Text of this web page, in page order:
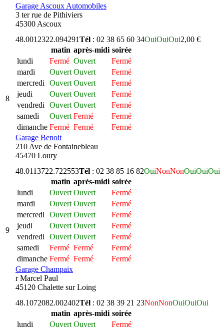
Garage Ascoux Automobiles
3 ter rue de Pithiviers
45300 Ascoux
8
48.0012322.094291Tél : 02 38 65 60 34OuiOuiOui2,00 €
matin après-midi soirée
lundi
Fermé Ouvert
Fermé
mardi
Ouvert Ouvert
Fermé
mercredi
Ouvert Ouvert
Fermé
jeudi
Ouvert Ouvert
Fermé
vendredi
Ouvert Ouvert
Fermé
samedi
Ouvert Fermé
Fermé
dimanche Fermé Fermé
Fermé
Garage Benoit
210 Ave de Fontainebleau
45470 Loury
9
48.0113722.722553Tél : 02 38 85 16 82OuiNonNonOuiOuiOui
matin après-midi soirée
lundi
Ouvert Ouvert
Fermé
mardi
Ouvert Ouvert
Fermé
mercredi
Ouvert Ouvert
Fermé
jeudi
Ouvert Ouvert
Fermé
vendredi
Ouvert Ouvert
Fermé
samedi
Fermé Fermé
Fermé
dimanche Fermé Fermé
Fermé
Garage Champaix
r Marcel Paul
45120 Chalette sur Loing
48.1072082.002402Tél : 02 38 39 21 23NonNonOuiOuiOui
matin après-midi soirée
lundi
Ouvert Ouvert
Fermé